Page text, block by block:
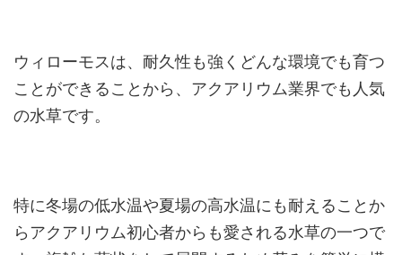
ウィローモスは、耐久性も強くどんな環境でも育つ
ことができることから、アクアリウム業界でも人気
の水草です。
特に冬場の低水温や夏場の高水温にも耐えることか
らアクアリウム初心者からも愛される水草の一つで